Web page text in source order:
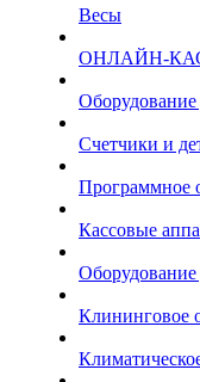
Весы
ОНЛАЙН-
Оборудование
Счетчики и
Программное
Кассовые
Оборудование
Клининговое